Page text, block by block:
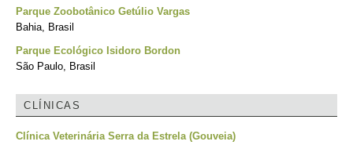
Parque Zoobotânico Getúlio Vargas
Bahia, Brasil
Parque Ecológico Isidoro Bordon
São Paulo, Brasil
CLÍNICAS
Clínica Veterinária Serra da Estrela (Gouveia)